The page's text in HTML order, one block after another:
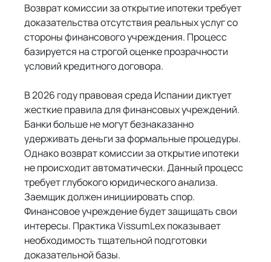
Возврат комиссии за открытие ипотеки требует
доказательства отсутствия реальных услуг со
стороны финансового учреждения. Процесс
базируется на строгой оценке прозрачности
условий кредитного договора.
В 2026 году правовая среда Испании диктует
жесткие правила для финансовых учреждений.
Банки больше не могут безнаказанно
удерживать деньги за формальные процедуры.
Однако возврат комиссии за открытие ипотеки
не происходит автоматически. Данный процесс
требует глубокого юридического анализа.
Заемщик должен инициировать спор.
Финансовое учреждение будет защищать свои
интересы. Практика VissumLex показывает
необходимость тщательной подготовки
доказательной базы.